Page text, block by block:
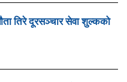
तिरे दूरसञ्चार सेवा शुल्कको